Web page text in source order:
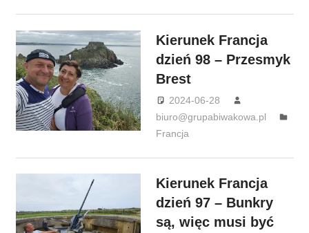
Kierunek Francja
dzień 98 – Przesmyk
Brest
2024-06-28
biuro@grupabiwakowa.pl
Francja
Kierunek Francja
dzień 97 – Bunkry
są, więc musi być